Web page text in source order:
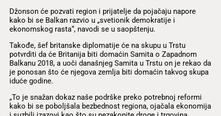
Džonson će pozvati region i prijatelje da pojačaju napore
kako bi se Balkan razvio u „svetionik demokratije i
ekonomskog rasta“, navodi se u saopštenju.
Takođe, šef britanske diplomatije će na skupu u Trstu
potvrditi da će Britanija biti domaćin Samita o Zapadnom
Balkanu 2018, a uoči današnjeg Samita u Trstu on je rekao da
je ponosan što će njegova zemlja biti domaćin takvog skupa
iduće godine.
„To je snažan dokaz naše podrške preko potrebnoj reformi
kako bi se poboljšala bezbednost regiona, ojačala ekonomija